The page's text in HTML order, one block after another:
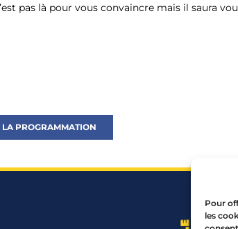
Pour
les
pas là pour vous convaincre mais il saura
LA PROGRAMMATION